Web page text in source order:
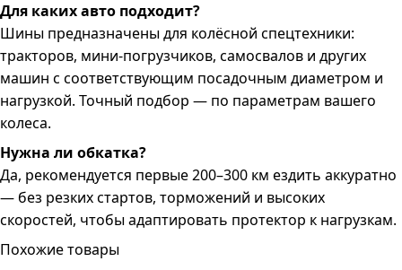
Для каких авто подходит?
Шины предназначены для колёсной спецтехники:
тракторов, мини-погрузчиков, самосвалов и других
машин с соответствующим посадочным диаметром и
нагрузкой. Точный подбор — по параметрам вашего
колеса.
Нужна ли обкатка?
Да, рекомендуется первые 200–300 км ездить аккуратно
— без резких стартов, торможений и высоких
скоростей, чтобы адаптировать протектор к нагрузкам.
Похожие товары